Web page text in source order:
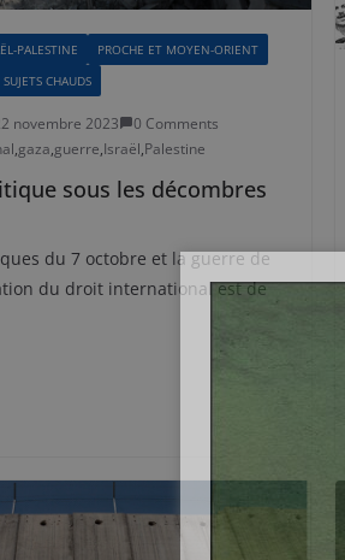
PALESTINE
PROCHE ET MOYEN-ORIENT
SUJETS CHAUDS
novembre 2023
0 Comments
,gaza,guerre,Israël,Palestine
sous les décombres
du 7 octobre et la guerre de
du droit international est de